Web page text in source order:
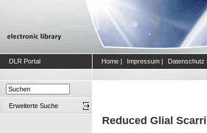
DLR Portal Home | Impressum | Datenschutz
Erweiterte Suche
Reduced Glial